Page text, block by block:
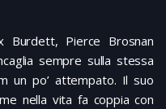
Burdett, Pierce Brosnan
sempre sulla stessa
un po’ attempato. Il suo
nella vita fa coppia con